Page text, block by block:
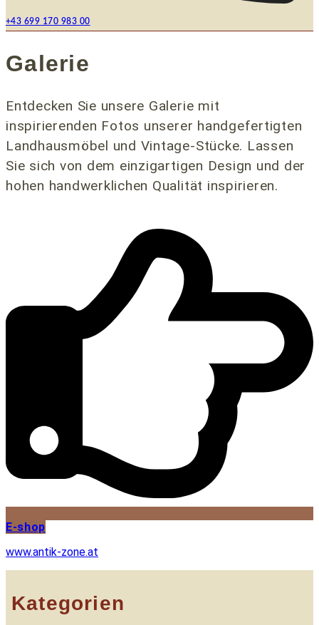
+43 699 170 983 00
Galerie
Entdecken Sie unsere Galerie mit
inspirierenden Fotos unserer handgefertigten
Landhausmöbel und Vintage-Stücke. Lassen
Sie sich von dem einzigartigen Design und der
hohen handwerklichen Qualität inspirieren.
E-shop
www.antik-zone.at
Kategorien